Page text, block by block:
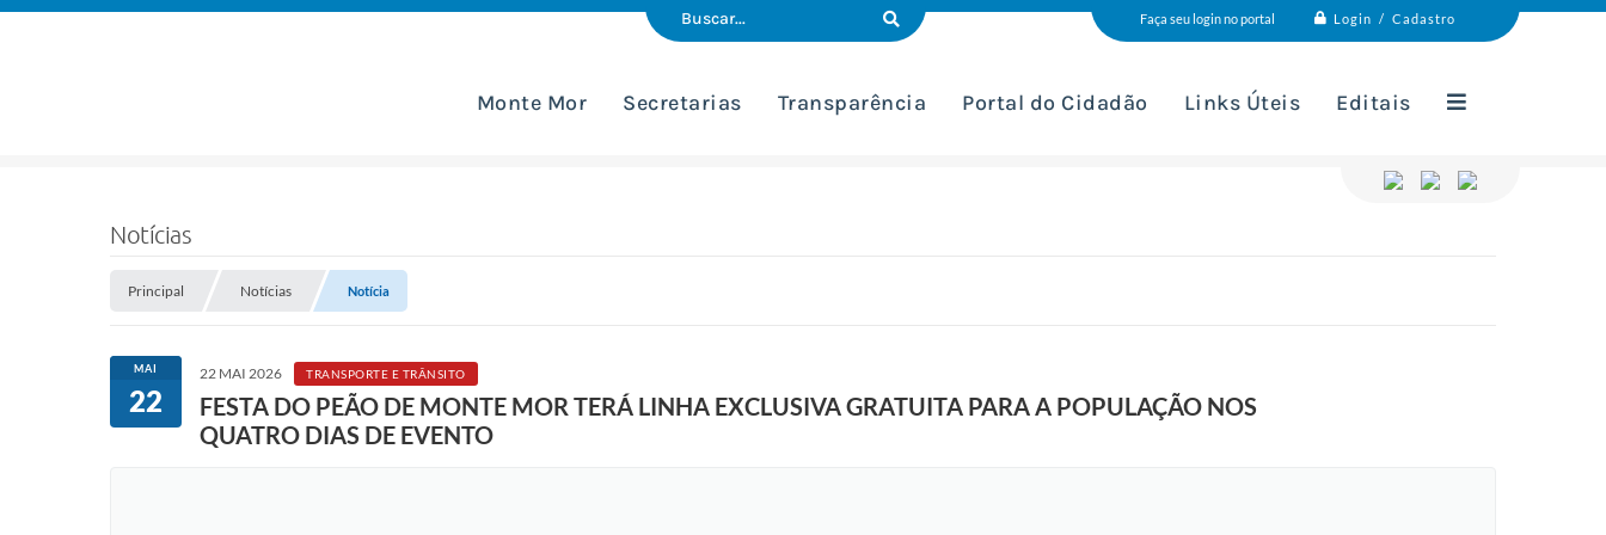
Faça seu login no portal Login / Cadastro
Monte Mor Secretarias Transparência Portal do Cidadão Links Úteis Editais
Notícias
Principal Notícias Notícia
MAI
22
22 MAI 2026 TRANSPORTE E TRÂNSITO
FESTA DO PEÃO DE MONTE MOR TERÁ LINHA EXCLUSIVA GRATUITA PARA A POPULAÇÃO NOS
QUATRO DIAS DE EVENTO
A